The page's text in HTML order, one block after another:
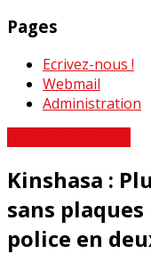
Pages
Ecrivez-nous !
Webmail
Administration
Kinshasa :
sans
police en